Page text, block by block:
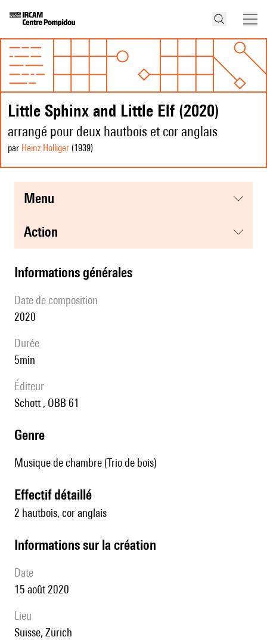
Little Sphinx and Little Elf (2020)
arrangé pour deux hautbois et cor anglais
par Heinz Holliger (1939)
menu
action
informations générales
date de composition
2020
durée
5min
éditeur
Schott , OBB 61
genre
Musique de chambre (Trio de bois)
effectif détaillé
2 hautbois, cor anglais
informations sur la création
date
15 août 2020
lieu
Suisse, Zürich